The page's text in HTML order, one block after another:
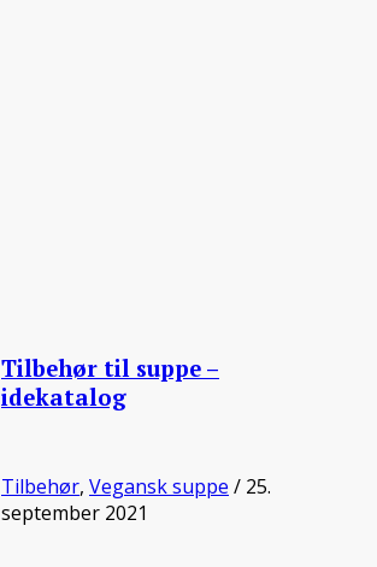
Tilbehør til suppe –
idekatalog
Tilbehør, Vegansk suppe / 25.
september 2021